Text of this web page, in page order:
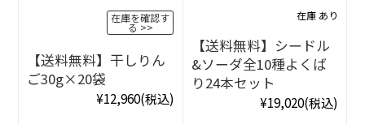
在庫を確認す
る
【送料無料】干しりん
ご30g×20袋
¥12,960(税込)
在庫 あり
【送料無料】シードル
&ソーダ全10種よくば
り24本セット
¥19,020(税込)